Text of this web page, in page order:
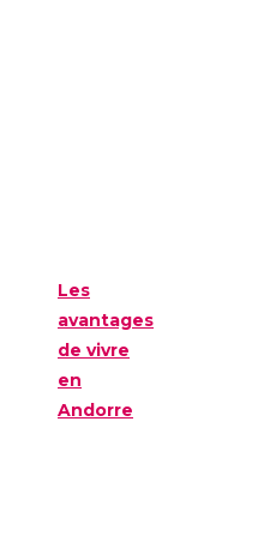
Les
avantages
de vivre
en
Andorre